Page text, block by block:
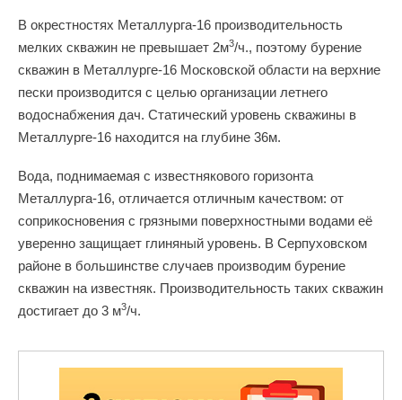
В окрестностях Металлурга-16 производительность
мелких скважин не превышает 2м3/ч., поэтому бурение
скважин в Металлурге-16 Московской области на верхние
пески производится с целью организации летнего
водоснабжения дач. Статический уровень скважины в
Металлурге-16 находится на глубине 36м.
Вода, поднимаемая с известнякового горизонта
Металлурга-16, отличается отличным качеством: от
соприкосновения с грязными поверхностными водами её
уверенно защищает глиняный уровень. В Серпуховском
районе в большинстве случаев производим бурение
скважин на известняк. Производительность таких скважин
достигает до 3 м3/ч.